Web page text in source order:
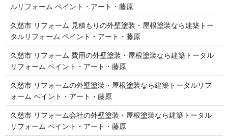
ルリフォーム ペイント・アート・藤原
久慈市 リフォーム 見積もりの外壁塗装・屋根塗装なら建築トー
タルリフォーム ペイント・アート・藤原
久慈市 リフォーム 費用の外壁塗装・屋根塗装なら建築トータル
リフォーム ペイント・アート・藤原
久慈市 リフォームの外壁塗装・屋根塗装なら建築トータルリフ
ォーム ペイント・アート・藤原
久慈市 リフォーム会社の外壁塗装・屋根塗装なら建築トータル
リフォーム ペイント・アート・藤原